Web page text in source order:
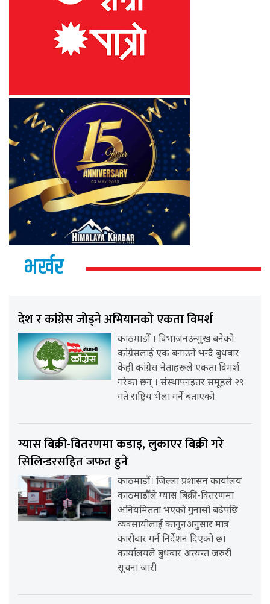
भर्खर
देश र कांग्रेस जोड्ने अभियानको एकता विमर्श
काठमाडौँ । विभाजनउन्मुख बनेको
कांग्रेसलाई एक बनाउने भन्दै बुधबार
केही कांग्रेस नेताहरूले एकता विमर्श
गरेका छन् । संस्थापनइतर समूहले २९
गते राष्ट्रिय भेला गर्ने बताएको
ग्यास बिक्री-वितरणमा कडाइ, लुकाएर बिक्री गरे
सिलिन्डरसहित जफत हुने
काठमाडौँ। जिल्ला प्रशासन कार्यालय
काठमाडौँले ग्यास बिक्री-वितरणमा
अनियमितता भएको गुनासो बढेपछि
व्यवसायीलाई कानुनअनुसार मात्र
कारोबार गर्न निर्देशन दिएको छ।
कार्यालयले बुधबार अत्यन्त जरुरी
सूचना जारी